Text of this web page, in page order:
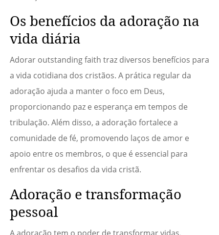
Os benefícios da adoração na
vida diária
Adorar outstanding faith traz diversos benefícios para
a vida cotidiana dos cristãos. A prática regular da
adoração ajuda a manter o foco em Deus,
proporcionando paz e esperança em tempos de
tribulação. Além disso, a adoração fortalece a
comunidade de fé, promovendo laços de amor e
apoio entre os membros, o que é essencial para
enfrentar os desafios da vida cristã.
Adoração e transformação
pessoal